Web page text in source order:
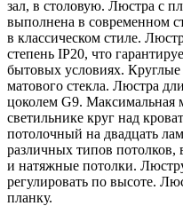
зал, в столовую. Люстра с
выполнена в современном
в классическом стиле.
степень IP20, что
бытовых условиях.
матового стекла. Люстра
цоколем G9.
светильнике круг над
потолочный на двадцать
различных типов потолков,
и натяжные потолки.
регулировать по высоте.
планку.